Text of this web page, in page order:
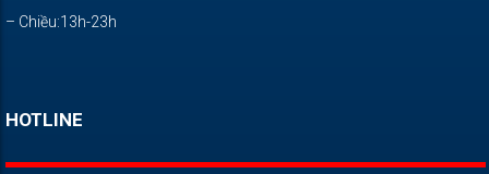
– Chiều:13h-23h
HOTLINE